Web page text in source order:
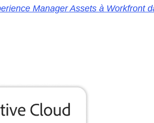
Manager Assets à Workfront